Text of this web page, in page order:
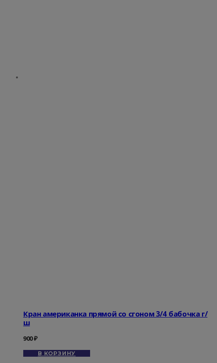
Кран американка прямой со сгоном 3/4 бабочка г/
ш
900₽
В КОРЗИНУ